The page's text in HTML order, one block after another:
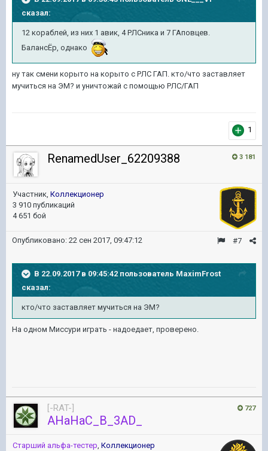
сказал:
12 кораблей, из них 1 авик, 4 РЛСника и 7 ГАповцев.
БалансЁр, однако
ну так смени корыто на корыто с РЛС ГАП. кто/что заставляет
мучиться на ЭМ? и уничтожай с помощью РЛС/ГАП
1
3 181
RenamedUser_62209388
Участник, Коллекционер
3 910 публикаций
4 651 бой
#7
Опубликовано: 22 сен 2017, 09:47:12
В 22.09.2017 в 09:45:42 пользователь MaximFrost
сказал:
кто/что заставляет мучиться на ЭМ?
На одном Миссури играть - надоедает, проверено.
727
[-RAT-]
AHaHaC_B_3AD_
Старший альфа-тестер, Коллекционер